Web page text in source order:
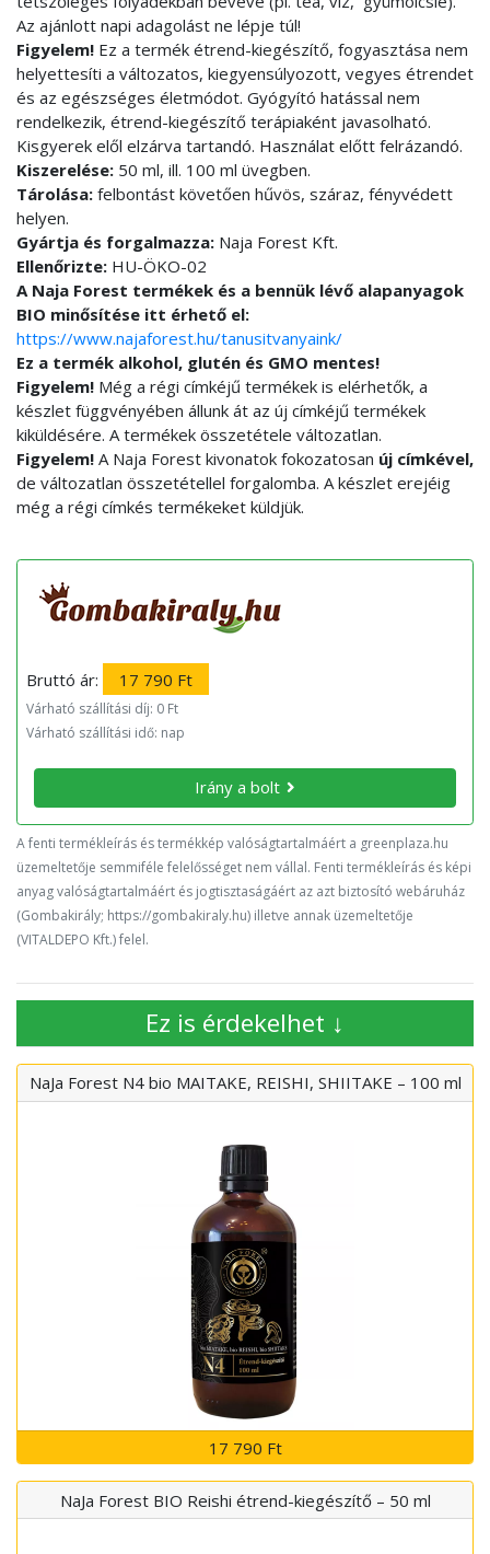
Az ajánlott napi adagolást ne lépje túl!
Figyelem! Ez a termék étrend-kiegészítő, fogyasztása nem
helyettesíti a változatos, kiegyensúlyozott, vegyes étrendet
és az egészséges életmódot. Gyógyító hatással nem
rendelkezik, étrend-kiegészítő terápiaként javasolható.
Kisgyerek elől elzárva tartandó. Használat előtt felrázandó.
Kiszerelése: 50 ml, ill. 100 ml üvegben.
Tárolása: felbontást követően hűvös, száraz, fényvédett
helyen.
Gyártja és forgalmazza: Naja Forest Kft.
Ellenőrizte: HU-ÖKO-02
A Naja Forest termékek és a bennük lévő alapanyagok
BIO minősítése itt érhető el:
https://www.najaforest.hu/tanusitvanyaink/
Ez a termék alkohol, glutén és GMO mentes!
Figyelem! Még a régi címkéjű termékek is elérhetők, a
készlet függvényében állunk át az új címkéjű termékek
kiküldésére. A termékek összetétele változatlan.
Figyelem! A Naja Forest kivonatok fokozatosan új címkével,
de változatlan összetétellel forgalomba. A készlet erejéig
még a régi címkés termékeket küldjük.
Bruttó ár: 17 790 Ft
Várható szállítási díj: 0 Ft
Várható szállítási idő: nap
Irány a bolt
A fenti termékleírás és termékkép valóságtartalmáért a greenplaza.hu
üzemeltetője semmiféle felelősséget nem vállal. Fenti termékleírás és képi
anyag valóságtartalmáért és jogtisztaságáért az azt biztosító webáruház
(Gombakirály; https://gombakiraly.hu) illetve annak üzemeltetője
(VITALDEPO Kft.) felel.
Ez is érdekelhet ↓
NaJa Forest N4 bio MAITAKE, REISHI, SHIITAKE – 100 ml
17 790 Ft
NaJa Forest BIO Reishi étrend-kiegészítő – 50 ml